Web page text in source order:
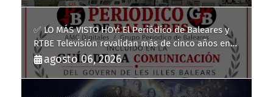
✅ LO MÁS VISTO HOY: El Periódico de Baleares y
RTBE Televisión revalidan más de cinco años en
la Guía de la Comunicación del Govern de les Illes
Balears
agosto 06, 2026